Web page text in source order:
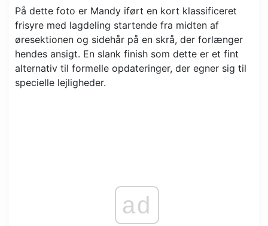
På dette foto er Mandy iført en kort klassificeret
frisyre med lagdeling startende fra midten af ​​
øresektionen og sidehår på en skrå, der forlænger
hendes ansigt. En slank finish som dette er et fint
alternativ til formelle opdateringer, der egner sig til
specielle lejligheder.
ad